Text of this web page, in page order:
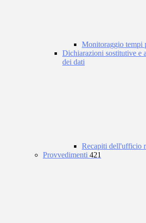
Monitoraggio tempi
Dichiarazioni sostitutive e
dei dati
Recapiti dell'ufficio
Provvedimenti 421